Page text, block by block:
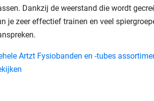
Dankzij de weerstand die wordt
je zeer effectief trainen en veel
Artzt Fysiobanden en -tubes